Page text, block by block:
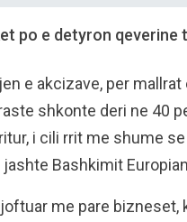
po e detyron qeverine
e akcizave, per
shkonte deri ne 40
i cili rrit me shume
Bashkimit
me pare bizneset,